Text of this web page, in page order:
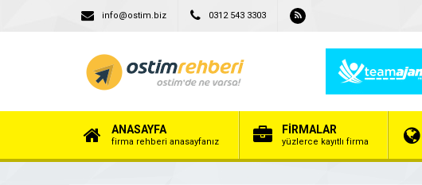
info@ostim.biz 0312 543 3303
ANASAYFA
firma rehberi anasayfanız
FİRMALAR
yüzlerce kayıtlı firma